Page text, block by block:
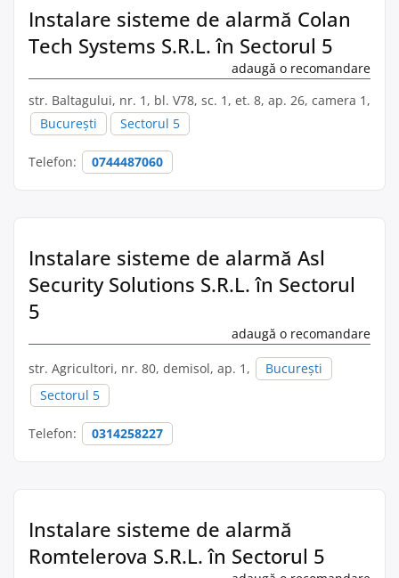
Instalare sisteme de alarmă Colan
Tech Systems S.R.L. în Sectorul 5
adaugă o recomandare
str. Baltagului, nr. 1, bl. V78, sc. 1, et. 8, ap. 26, camera 1,
București
Sectorul 5
Telefon: 0744487060
Instalare sisteme de alarmă Asl
Security Solutions S.R.L. în Sectorul
5
adaugă o recomandare
str. Agricultori, nr. 80, demisol, ap. 1,
București
Sectorul 5
Telefon: 0314258227
Instalare sisteme de alarmă
Romtelerova S.R.L. în Sectorul 5